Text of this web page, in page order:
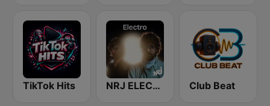
TikTok Hits NRJ ELECTRO Club Beat